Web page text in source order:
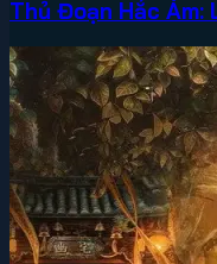
Thủ Đoạn Hắc Ám: